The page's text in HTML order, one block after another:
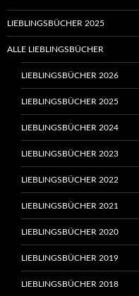
LIEBLINGSBÜCHER 2025
ALLE LIEBLINGSBÜCHER
LIEBLINGSBÜCHER 2026
LIEBLINGSBÜCHER 2025
LIEBLINGSBÜCHER 2024
LIEBLINGSBÜCHER 2023
LIEBLINGSBÜCHER 2022
LIEBLINGSBÜCHER 2021
LIEBLINGSBÜCHER 2020
LIEBLINGSBÜCHER 2019
LIEBLINGSBÜCHER 2018